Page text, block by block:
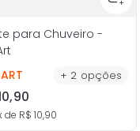
para Chuveiro -
+ 2 opções
,90
de R$ 10,90